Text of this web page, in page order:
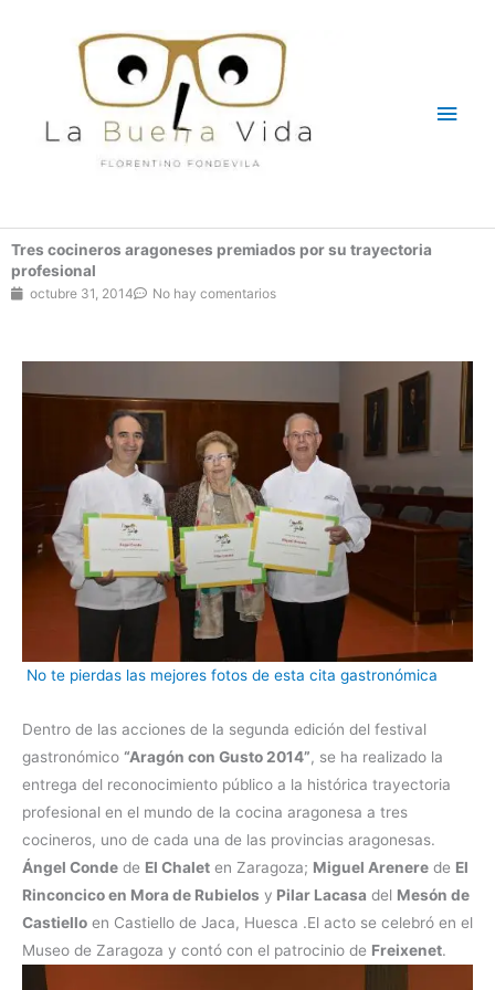
Tres cocineros aragoneses premiados por su trayectoria
profesional
octubre 31, 2014 No hay comentarios
No te pierdas las mejores fotos de esta cita gastronómica
Dentro de las acciones de la segunda edición del festival
gastronómico “Aragón con Gusto 2014”, se ha realizado la
entrega del reconocimiento público a la histórica trayectoria
profesional en el mundo de la cocina aragonesa a tres
cocineros, uno de cada una de las provincias aragonesas.
Ángel Conde de El Chalet en Zaragoza; Miguel Arenere de El
Rinconcico en Mora de Rubielos y Pilar Lacasa del Mesón de
Castiello en Castiello de Jaca, Huesca .El acto se celebró en el
Museo de Zaragoza y contó con el patrocinio de Freixenet.